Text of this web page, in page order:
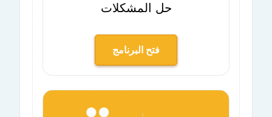
حل المشكلات
فتح البرنامج